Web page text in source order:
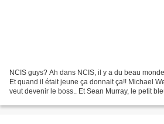
NCIS guys? Ah dans NCIS, il y a du beau
Et quand il était jeune ça donnait ça!! Michael
veut devenir le boss.. Et Sean Murray, le petit